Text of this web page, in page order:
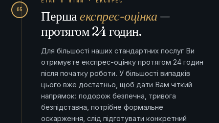
05 Першаекспрес-оцінка —
протягом 24 годин.
Для більшості наших стандартних послуг Ви
отримуєте експрес-оцінку протягом 24 годин
після початку роботи. У більшості випадків
цього вже достатньо, щоб дати Вам чіткий
напрямок: подорож безпечна, тривога
безпідставна, потрібне формальне
оскарження, слід підготувати конкретний